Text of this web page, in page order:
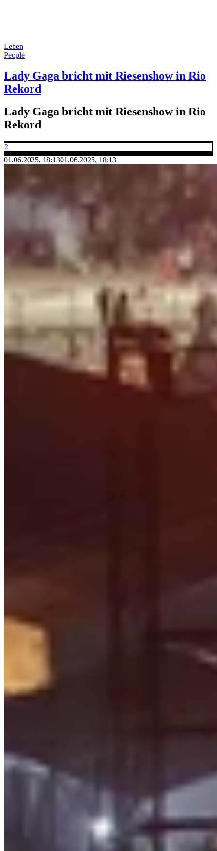
Leben
People
Lady Gaga bricht mit Riesenshow in Rio
Rekord
Lady Gaga bricht mit Riesenshow in Rio
Rekord
2
01.06.2025, 18:1301.06.2025, 18:13